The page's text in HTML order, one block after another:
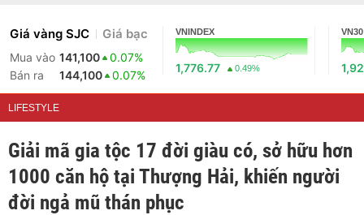
Giá vàng SJC Giá bạc
Mua vào 141,100
0.07%
Bán ra
144,100 0.07%
VNINDEX
1,776.77 0.49%
VN30
LIFESTYLE
Giải mã gia tộc 17 đời giàu có, sở hữu hơn
1000 căn hộ tại Thượng Hải, khiến người
đời ngả mũ thán phục